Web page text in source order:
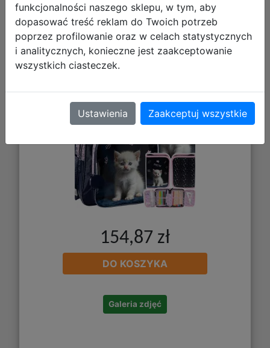
Paso Zestaw Szkolny 3el White Cat
Plecak PP26CD-090 + Piórnik
PP26CD-P001 + Worek PP26CD-712
154,87 zł
DO KOSZYKA
Galeria zdjęć
funkcjonalności naszego sklepu, w tym, aby
dopasować treść reklam do Twoich potrzeb
poprzez profilowanie oraz w celach statystycznych
i analitycznych, konieczne jest zaakceptowanie
wszystkich ciasteczek.
Ustawienia Zaakceptuj wszystkie